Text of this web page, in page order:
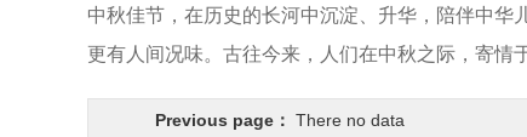
中秋佳节，在历史的长河中沉淀、升华，陪伴中华
更有人间况味。古往今来，人们在中秋之际，寄情
Previous page： There no data